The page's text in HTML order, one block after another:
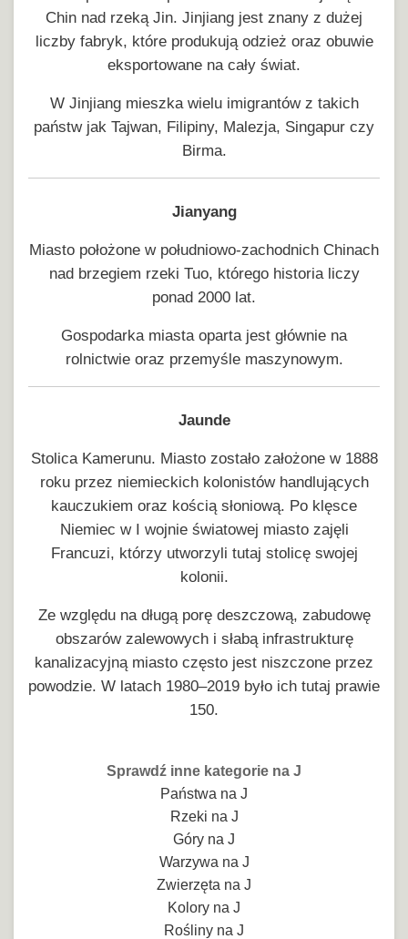
Chin nad rzeką Jin. Jinjiang jest znany z dużej
liczby fabryk, które produkują odzież oraz obuwie
eksportowane na cały świat.
W Jinjiang mieszka wielu imigrantów z takich
państw jak Tajwan, Filipiny, Malezja, Singapur czy
Birma.
Jianyang
Miasto położone w południowo-zachodnich Chinach
nad brzegiem rzeki Tuo, którego historia liczy
ponad 2000 lat.
Gospodarka miasta oparta jest głównie na
rolnictwie oraz przemyśle maszynowym.
Jaunde
Stolica Kamerunu. Miasto zostało założone w 1888
roku przez niemieckich kolonistów handlujących
kauczukiem oraz kością słoniową. Po klęsce
Niemiec w I wojnie światowej miasto zajęli
Francuzi, którzy utworzyli tutaj stolicę swojej
kolonii.
Ze względu na długą porę deszczową, zabudowę
obszarów zalewowych i słabą infrastrukturę
kanalizacyjną miasto często jest niszczone przez
powodzie. W latach 1980–2019 było ich tutaj prawie
150.
Sprawdź inne kategorie na J
Państwa na J
Rzeki na J
Góry na J
Warzywa na J
Zwierzęta na J
Kolory na J
Rośliny na J